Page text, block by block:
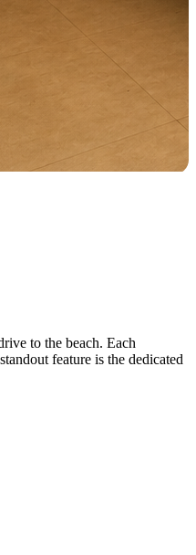
to the beach. Each
feature is the dedicated